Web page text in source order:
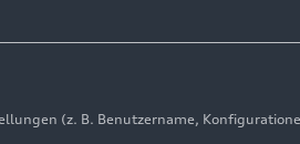
(z. B. Benutzername,